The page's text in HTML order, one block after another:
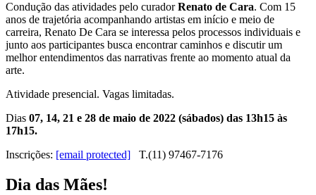
Condução das atividades pelo curadorRenato de Cara. Com 15
anos de trajetória acompanhando artistas em início e meio de
carreira, Renato De Cara se interessa pelos processos individuais e
junto aos participantes busca encontrar caminhos e discutir um
melhor entendimentos das narrativas frente ao momento atual da
arte.
Atividade presencial. Vagas limitadas.
Dias 07, 14, 21 e 28 de maio de 2022 (sábados) das 13h15 às
17h15.
Inscrições: [email protected] T.(11) 97467-7176
Dia das Mães!